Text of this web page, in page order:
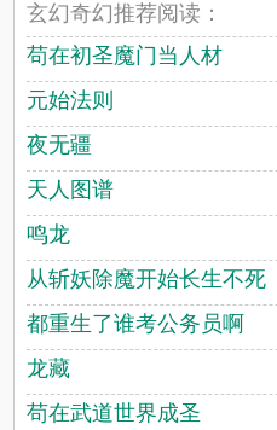
玄幻奇幻推荐阅读：
苟在初圣魔门当人材
元始法则
夜无疆
天人图谱
鸣龙
从斩妖除魔开始长生不死
都重生了谁考公务员啊
龙藏
苟在武道世界成圣